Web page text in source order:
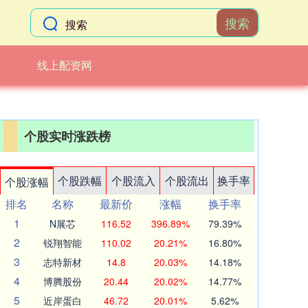
搜索
线上配资网
个股实时涨跌榜
个股涨幅 个股跌幅 个股流入 个股流出
换手率
排名
名称 最新价 涨幅
换手率
1
N展芯 116.52 396.89% 79.39%
2 锐翔智能 110.02 20.21% 16.80%
3 志特新材 14.8 20.03% 14.18%
4 博腾股份 20.44 20.02% 14.77%
5 近岸蛋白 46.72 20.01% 5.62%